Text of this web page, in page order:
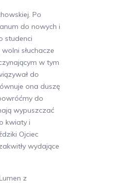
Po
do nowych i
studenci
słuchacze
w tym
do
ona duszę
do
wypuszczać
kwiaty i
Ojciec
wydające
z